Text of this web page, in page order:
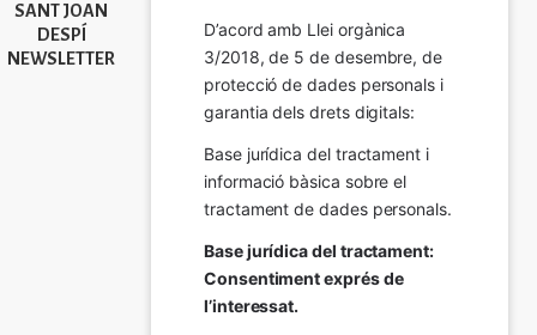
SANT JOAN
DESPÍ
NEWSLETTER
D’acord amb Llei orgànica
3/2018, de 5 de desembre, de
protecció de dades personals i
garantia dels drets digitals:
Base jurídica del tractament i
informació bàsica sobre el
tractament de dades personals.
Base jurídica del tractament:
Consentiment exprés de
l’interessat.